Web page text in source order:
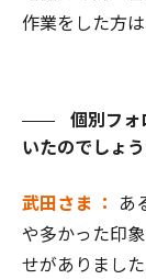
作業をした方
個別フ
いたのでしょ
武田さま ： あ
や多かった印
せがありまし